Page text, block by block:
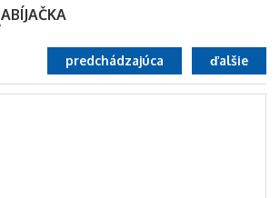
ďalšie
predchádzajúca